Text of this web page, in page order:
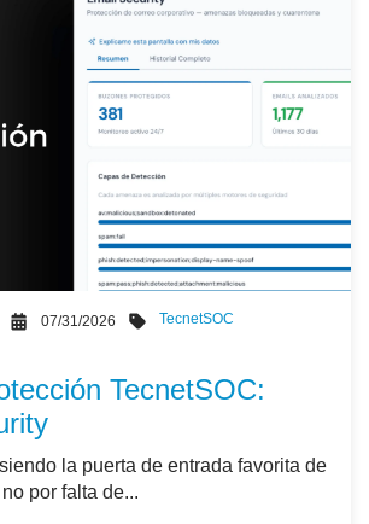
07/31/2026 TecnetSOC
TecnetSOC:
la puerta de entrada favorita de
por falta de...